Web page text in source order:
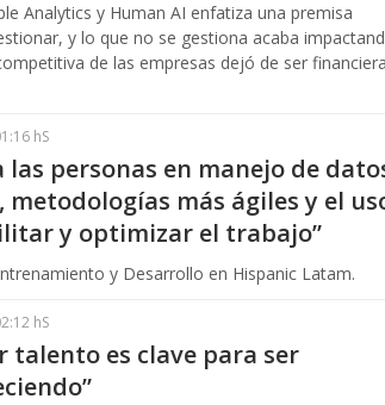
Analytics y Human AI enfatiza una premisa
y lo que no se gestiona acaba
de las empresas dejó de ser
hS
personas en manejo de
más ágiles y el
y optimizar el trabajo”
y Desarrollo en Hispanic Latam.
hS
talento es clave para ser